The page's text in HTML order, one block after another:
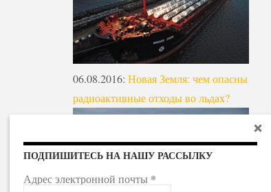
06.08.2016: Новая Земля: чем опасны
радиоактивные отходы во льдах?
ПОДПИШИТЕСЬ НА НАШУ РАССЫЛКУ
Адрес электронной почты *